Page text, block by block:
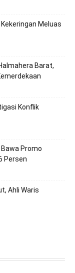
Meluas
Barat,
Konflik
Promo
Persen
Ahli Waris